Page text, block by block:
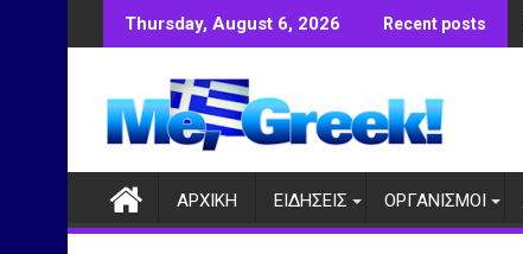
to
Thursday, August 6, 2026 Recent posts
ΑΡΧΙΚΗ ΕΙΔΗΣΕΙΣ ΟΡΓΑΝΙΣΜΟΙ